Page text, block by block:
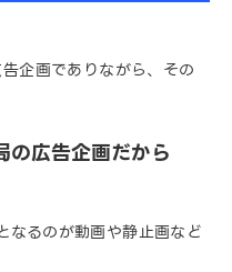
企画でありながら、その
広告企画だから
なるのが動画や静止画など